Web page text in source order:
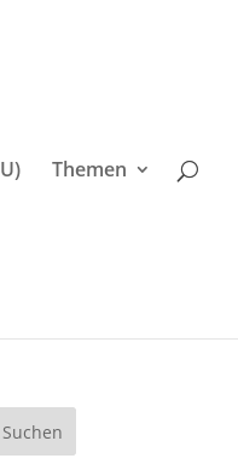
Themen